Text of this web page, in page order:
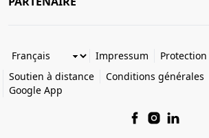
Impressum
Soutien à distance
Conditions générales
Google App